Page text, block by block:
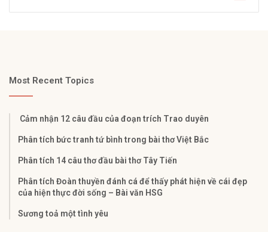
Most Recent Topics
Cảm nhận 12 câu đầu của đoạn trích Trao duyên
Phân tích bức tranh tứ bình trong bài thơ Việt Bắc
Phân tích 14 câu thơ đầu bài thơ Tây Tiến
Phân tích Đoàn thuyền đánh cá để thấy phát hiện về cái đẹp
của hiện thực đời sống – Bài văn HSG
Sương toả một tình yêu